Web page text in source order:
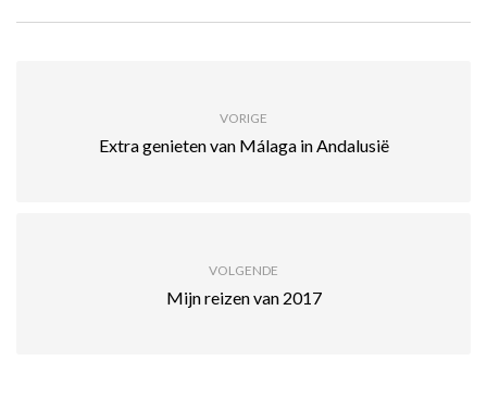
VORIGE
Extra genieten van Málaga in Andalusië
VOLGENDE
Mijn reizen van 2017